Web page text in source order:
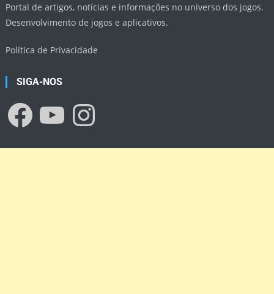
Portal de artigos, notícias e informações no universo dos jogos.
Desenvolvimento de jogos e aplicativos.
Política de Privacidade
SIGA-NOS